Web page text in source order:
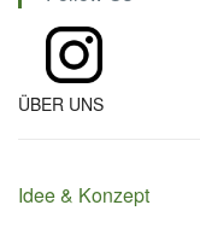
ÜBER UNS
Idee & Konzept